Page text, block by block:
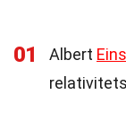
01 Albert